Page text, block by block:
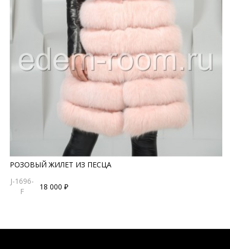
РОЗОВЫЙ ЖИЛЕТ ИЗ ПЕСЦА
J-1696-
F
18 000 ₽